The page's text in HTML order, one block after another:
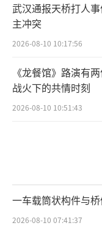
武汉通报天桥打人
主冲突
2026-08-10 10:17:56
《龙餐馆》路演有
战火下的共情时刻
2026-08-10 10:51:43
一车载筒状构件与桥
2026-08-10 07:41:37